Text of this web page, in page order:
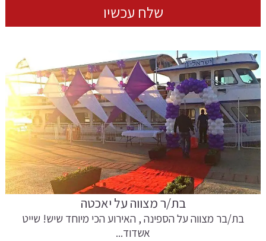
בת/ר מצווה על יאכטה
בת/בר מצווה על הספינה , האירוע הכי מיוחד שיש! שייט
אשדוד...